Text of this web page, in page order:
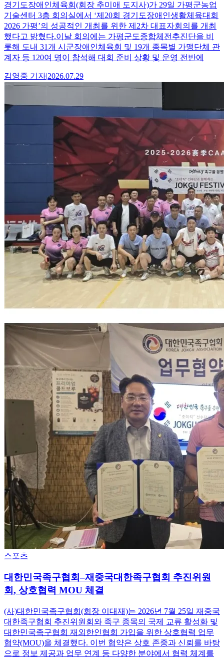
경기도장애인체육회(회장 추미애 도지사)가 29일 가평군농업
기술센터 3층 회의실에서 ‘제20회 경기도장애인생활체육대회
2026 가평’의 성공적인 개최를 위한 제2차 대표자회의를 개최
했다고 밝혔다.이날 회의에는 가평군도종합체전추진단을 비
롯해 도내 31개 시군장애인체육회 및 19개 종목별 가맹단체 관
계자 등 120여 명이 참석해 대회 준비 상황 및 운영 전반에
김영중 기자|2026.07.29
스포츠
대한민국족구협회–재중국대한족구협회 추진위원
회, 상호협력 MOU 체결
(사)대한민국족구협회(회장 이대재)는 2026년 7월 25일 재중국
대한족구협회 추진위원회와 족구 종목의 국제 교류 활성화 및
대한민국족구협회 재외한인협회 가입을 위한 상호협력 업무
협약(MOU)을 체결했다. 이번 협약은 상호 존중과 신뢰를 바탕
으로 정보 제공과 업무 연계 등 다양한 분야에서 협력 체계를